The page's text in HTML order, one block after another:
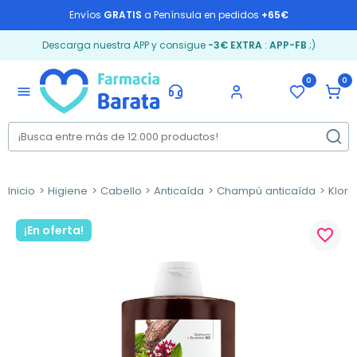
Envíos GRATIS a Península en pedidos +65€
Descarga nuestra APP y consigue -3€ EXTRA: APP-FB ;)
menu
0 0
Inicio Higiene Cabello Anticaída Champú anticaída
¡En oferta! favorite_border